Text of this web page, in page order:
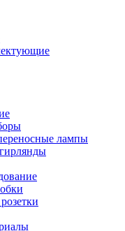
лампы